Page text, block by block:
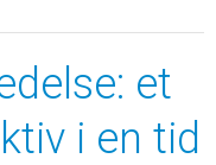
et
i en tid